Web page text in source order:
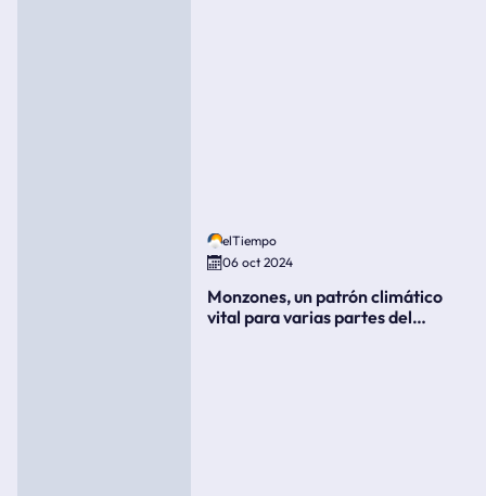
elTiempo
06 oct 2024
Monzones, un patrón climático
vital para varias partes del